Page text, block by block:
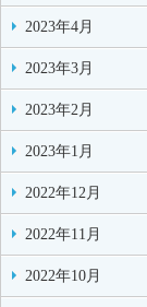
2023年4月
2023年3月
2023年2月
2023年1月
2022年12月
2022年11月
2022年10月